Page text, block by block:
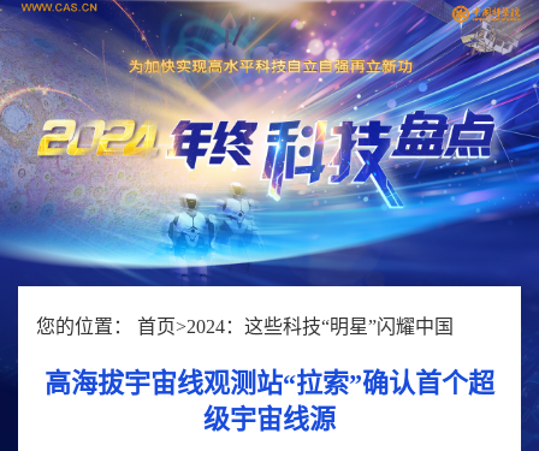
您的位置： 首页>2024：这些科技“明星”闪耀中国
高海拔宇宙线观测站“拉索”确认首个超
级宇宙线源